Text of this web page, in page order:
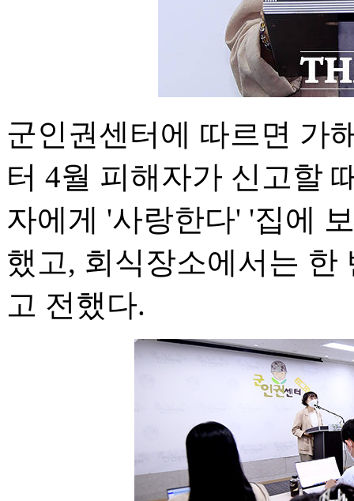
군인권센터에 따르면 가
터 4월 피해자가 신고할
자에게 '사랑한다' '집에
했고, 회식장소에서는 한
고 전했다.